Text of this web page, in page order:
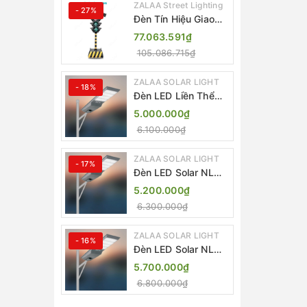
- 27% ZALAA Street Lighting
Đèn Tín Hiệu Giao
Thông Di Động Năng
Lượng Mặt Trời
ZALAA ZL-409300C
77.063.591₫
105.086.715₫
- 18% ZALAA SOLAR LIGHT
Đèn LED Liền Thể
ZALAA Solar Street
Light ZKC-TG 20W
25W 30W All In One
5.000.000₫
6.100.000₫
- 17% ZALAA SOLAR LIGHT
Đèn LED Solar NLMT
Liền Thể ZKC-TG
20W All in One |
ZALAA Street Light
5.200.000₫
6.300.000₫
- 16% ZALAA SOLAR LIGHT
Đèn LED Solar NLMT
Liền Thể ZKC-TG
25W All in One |
ZALAA Street Light
5.700.000₫
6.800.000₫